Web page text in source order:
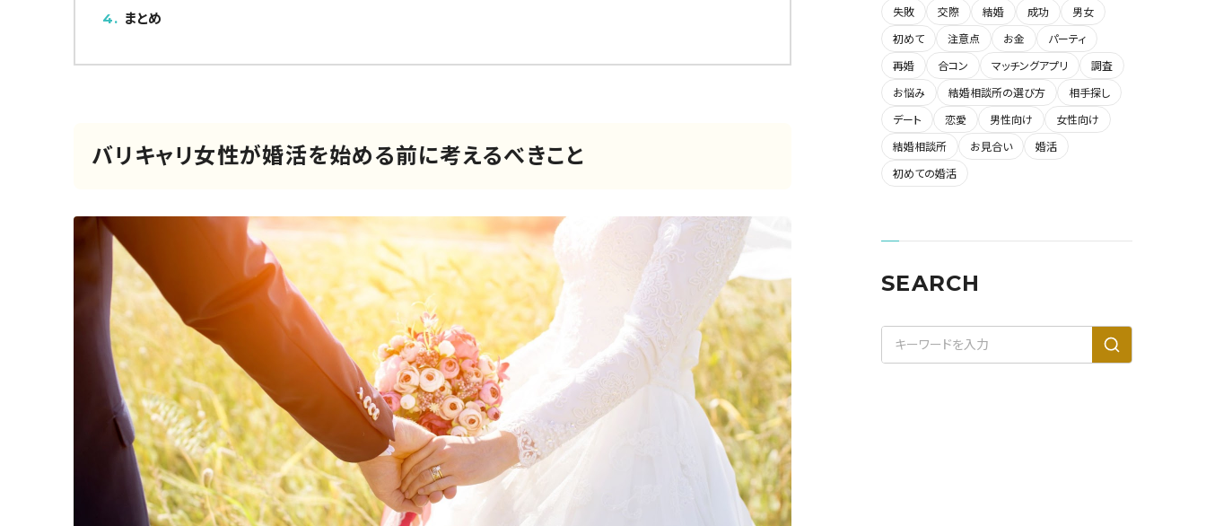
4
まとめ
バリキャリ女性が婚活を始める前に考えるべきこと
失敗 交際 結婚 成功
男女
初めて
注意点 お金
パーティ
再婚
合コン マッチングアプリ
調査
お悩み
結婚相談所の選び方
相手探し
デート
恋愛 男性向け
女性向け
結婚相談所
お見合い
婚活
初めての婚活
SEARCH